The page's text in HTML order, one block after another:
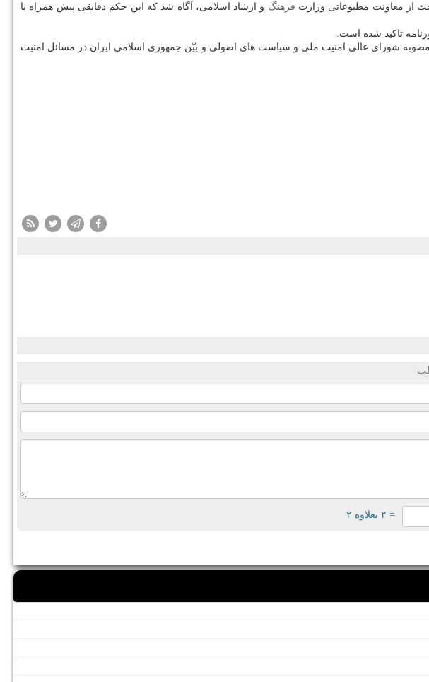
از معاونت مطبوعاتی وزارت فرهنگ و ارشاد اسلامی، آگاه شد كه این حكم دقایقی پیش همراه با
شورای عالی امنیت ملی و سیاست های اصولی و بیّن جمهوری اسلامی ایران در مسائل امنیت
= ۲ بعلاوه ۲